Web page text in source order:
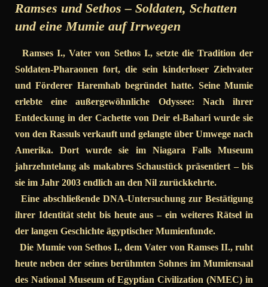
Ramses und Sethos – Soldaten, Schatten
und eine Mumie auf Irrwegen
Ramses I., Vater von Sethos I., setzte die Tradition der
Soldaten-Pharaonen fort, die sein kinderloser Ziehvater
und Förderer Haremhab begründet hatte. Seine Mumie
erlebte eine außergewöhnliche Odyssee: Nach ihrer
Entdeckung in der Cachette von Deir el-Bahari wurde sie
von den Rassuls verkauft und gelangte über Umwege nach
Amerika. Dort wurde sie im Niagara Falls Museum
jahrzehntelang als makabres Schaustück präsentiert – bis
sie im Jahr 2003 endlich an den Nil zurückkehrte.
Eine abschließende DNA-Untersuchung zur Bestätigung
ihrer Identität steht bis heute aus – ein weiteres Rätsel in
der langen Geschichte ägyptischer Mumienfunde.
Die Mumie von Sethos I., dem Vater von Ramses II., ruht
heute neben der seines berühmten Sohnes im Mumiensaal
des National Museum of Egyptian Civilization (NMEC) in